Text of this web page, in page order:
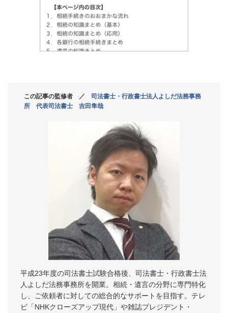
この記事の監修者 ／ 司法書士・行政書士法人よしだ法務事務
所 代表司法書士 吉田隼哉
平成23年度の司法書士試験合格後、司法書士・行政書士法
人よしだ法務事務所を開業。相続・遺言の分野に専門特化
し、ご依頼者に対しての総合的なサポートを目指す。テレ
ビ「NHKクローズアップ現代」や雑誌プレジデント・